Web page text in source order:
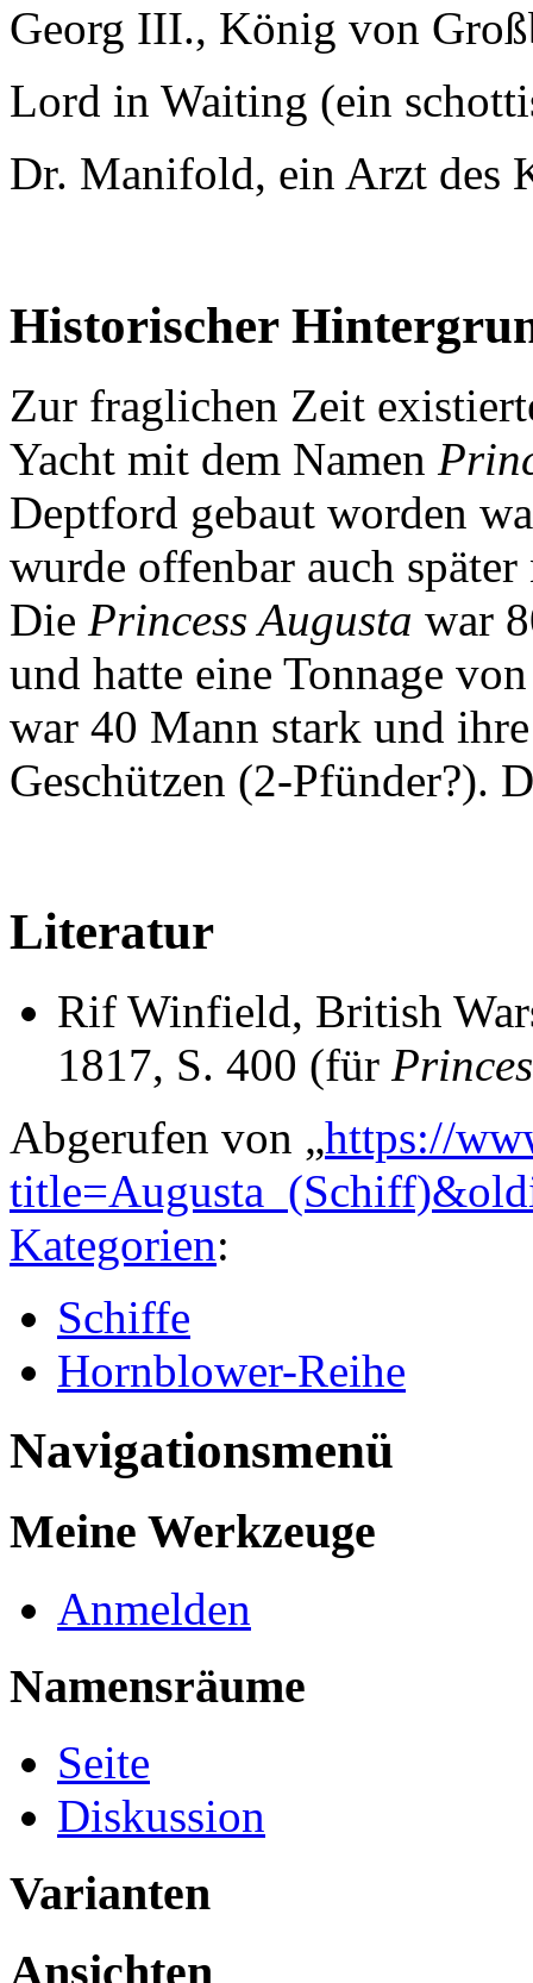
Georg III., König von
Lord in Waiting (ein
Dr. Manifold, ein Arzt des
Historischer
Zur fraglichen Zeit
Yacht mit dem Namen
Deptford gebaut worden
wurde offenbar auch
Die Princess Augusta war
und hatte eine Tonnage
war 40 Mann stark und
Geschützen (2-Pfünder?).
Literatur
Rif Winfield, British
1817, S. 400 (für
Abgerufen von „https://
Kategorien:
Schiffe
Hornblower-Reihe
Navigationsmenü
Meine Werkzeuge
Anmelden
Namensräume
Seite
Diskussion
Varianten
Ansichten